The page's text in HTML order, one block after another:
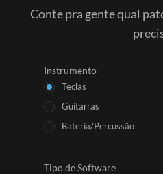
Conte pra gente qual
Instrumento
Teclas
Guitarras
Bateria/Percussão
Tipo de Software